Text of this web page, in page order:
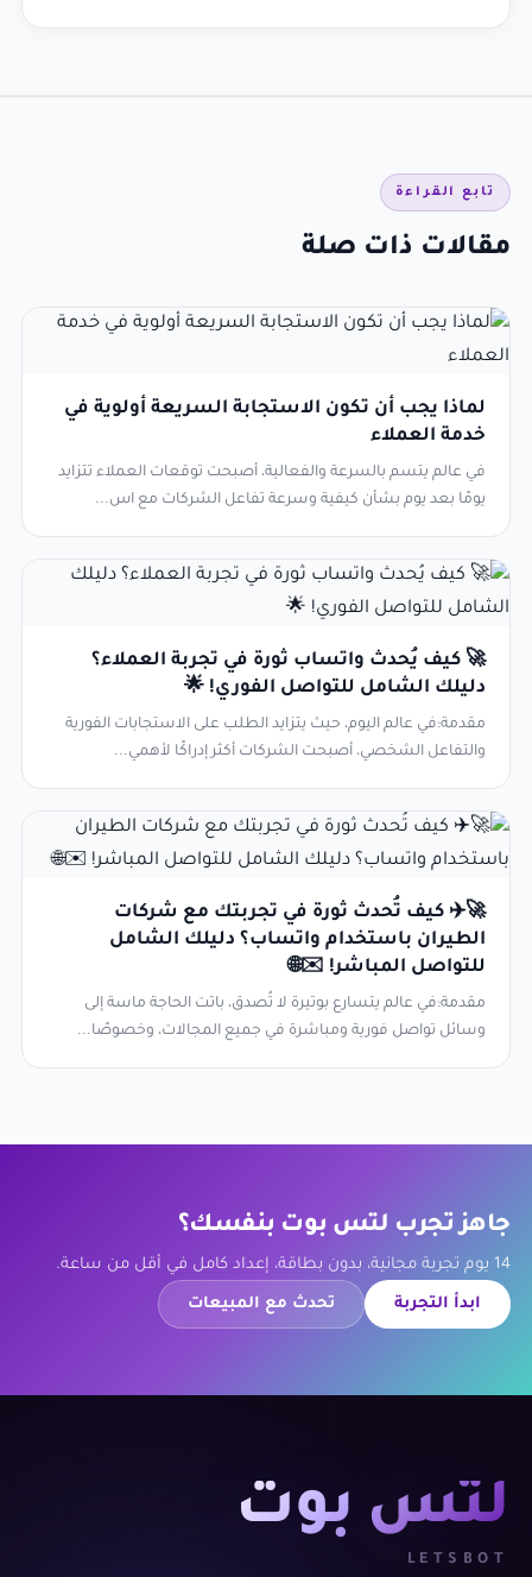
تابع القراءة
مقالات ذات صلة
لماذا يجب أن تكون الاستجابة السريعة أولوية في
خدمة العملاء
في عالم يتسم بالسرعة والفعالية، أصبحت توقعات العملاء تتزايد
يومًا بعد يوم بشأن كيفية وسرعة تفاعل الشركات مع اس...
🚀 كيف يُحدث واتساب ثورة في تجربة العملاء؟
دليلك الشامل للتواصل الفوري! 🌟
مقدمة:في عالم اليوم، حيث يتزايد الطلب على الاستجابات الفورية
والتفاعل الشخصي، أصبحت الشركات أكثر إدراكًا لأهمي...
🚀✈️ كيف تُحدث ثورة في تجربتك مع شركات
الطيران باستخدام واتساب؟ دليلك الشامل
للتواصل المباشر! ✉️🌐
مقدمة:في عالم يتسارع بوتيرة لا تُصدق، باتت الحاجة ماسة إلى
وسائل تواصل فورية ومباشرة في جميع المجالات، وخصوصًا...
جاهز تجرب لتس بوت بنفسك؟
14 يوم تجربة مجانية، بدون بطاقة، إعداد كامل في أقل من ساعة.
ابدأ التجربة تحدث مع المبيعات
لتس بوت
LETSBOT